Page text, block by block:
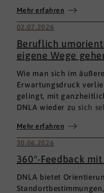
Mehr erfahren
02.07.2026
Beruflich
eigene Wege
Wie man sich im
Erwartungsdruck
gelingt, mit
DNLA wieder zu sich
Mehr erfahren
30.06.2026
360°-Feedback mit
DNLA bietet